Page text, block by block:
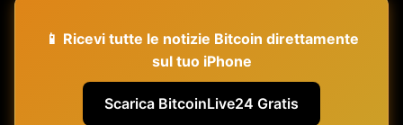
📱 Ricevi tutte le notizie Bitcoin direttamente
sul tuo iPhone
Scarica BitcoinLive24 Gratis